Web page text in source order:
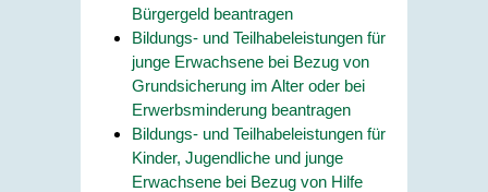
Bürgergeld beantragen
Bildungs- und Teilhabeleistungen für
junge Erwachsene bei Bezug von
Grundsicherung im Alter oder bei
Erwerbsminderung beantragen
Bildungs- und Teilhabeleistungen für
Kinder, Jugendliche und junge
Erwachsene bei Bezug von Hilfe